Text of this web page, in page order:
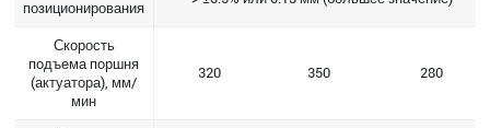
позиционирования
Скорость
подъема поршня
(актуатора), мм/
мин
320 350 280